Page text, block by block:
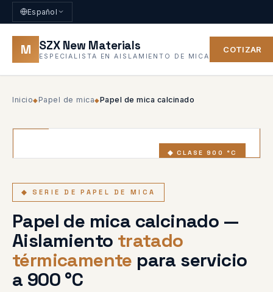
Español
M SZX New Materials
ESPECIALISTA EN AISLAMIENTO DE MICA
COTIZAR
Inicio◆Papel de mica◆Papel de mica calcinado
◆ CLASE 900 °C
◆ SERIE DE PAPEL DE MICA
Papel de mica calcinado —
Aislamiento tratado
térmicamente para servicio
a 900 °C